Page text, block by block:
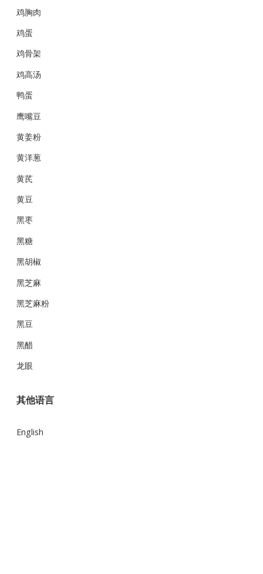
鸡胸肉
鸡蛋
鸡骨架
鸡高汤
鸭蛋
鹰嘴豆
黄姜粉
黄洋葱
黄芪
黄豆
黑枣
黑糖
黑胡椒
黑芝麻
黑芝麻粉
黑豆
黑醋
龙眼
其他语言
English